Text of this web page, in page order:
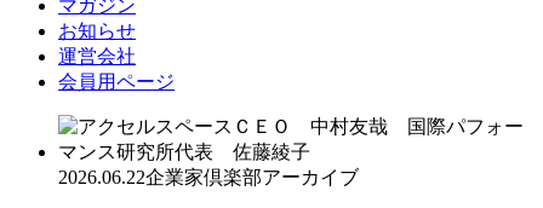
マガジン
お知らせ
運営会社
会員用ページ
2026.06.22企業家倶楽部アーカイブ